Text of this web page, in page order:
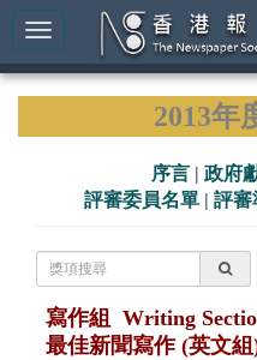
2013年
序言 | 政府
評審委員名單 | 評審
寫作組 Writing
最佳新聞寫作 (英文